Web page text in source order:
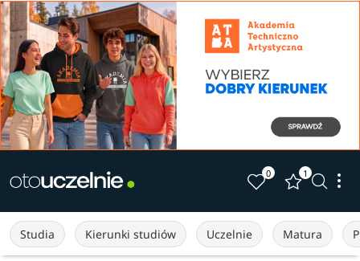
0 1
Studia Kierunki studiów Uczelnie Matura